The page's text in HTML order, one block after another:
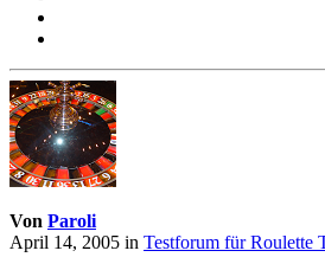
Von Paroli
April 14, 2005 in Testforum für Roulette